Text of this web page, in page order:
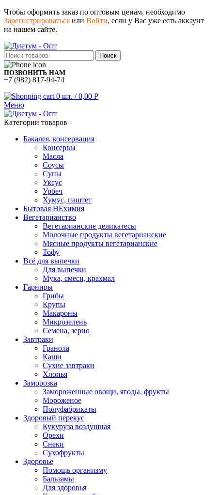
Чтобы оформить заказ по оптовым ценам, необходимо
Зарегистрироваться или Войти, если у Вас уже есть аккаунт
на нашем сайте.
Поиск
ПОЗВОНИТЬ НАМ
+7 (982) 817-94-74
0 шт. / 0,00 Р
Меню
Категории товаров
Бакалея, консервация
Консервы
Масла
Соусы
Супы
Уксус
Урбеч
Хумус, паштет
Бытовая НЕхимия
Вегетарианство
Вегетарианские деликатесы
Молочные продукты вегетарианские
Мясные продукты вегетарианские
Тофу
Всё для выпечки
Для выпечки
Мука, смеси, крахмал
Гарниры
Грибы
Крупы
Макароны
Микрозелень
Семена, зерно
Завтраки
Гранола
Каши
Сухие завтраки
Хлопья
Заморозка
Замороженные овощи, ягоды, фрукты
Мороженое
Полуфабрикаты
Здоровый перекус
Кукуруза воздушная
Орехи
Снеки
Сухофрукты
Здоровье
Помощь организму
Бальзамы
Для здоровья